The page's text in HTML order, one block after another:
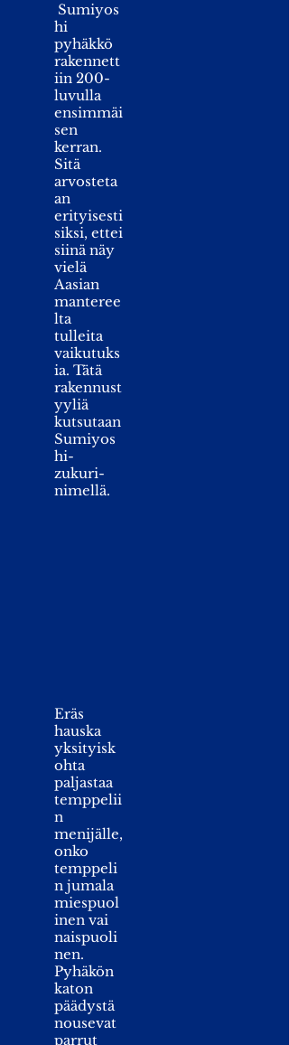
Sumiyos
hi
pyhäkkö
rakennett
iin 200-
luvulla
ensimmäi
sen
kerran.
Sitä
arvosteta
an
erityisesti
siksi, ettei
siinä näy
vielä
Aasian
manteree
lta
tulleita
vaikutuks
ia. Tätä
rakennust
yyliä
kutsutaan
Sumiyos
hi-
zukuri-
nimellä.
Eräs
hauska
yksityisk
ohta
paljastaa
temppelii
n
menijälle,
onko
temppeli
n jumala
miespuol
inen vai
naispuoli
nen.
Pyhäkön
katon
päädystä
nousevat
parrut